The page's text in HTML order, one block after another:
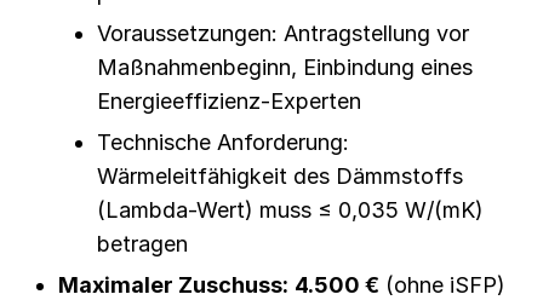
Voraussetzungen: Antragstellung vor
Maßnahmenbeginn, Einbindung eines
Energieeffizienz-Experten
Technische Anforderung:
Wärmeleitfähigkeit des Dämmstoffs
(Lambda-Wert) muss ≤ 0,035 W/(mK)
betragen
Maximaler Zuschuss: 4.500 € (ohne iSFP)